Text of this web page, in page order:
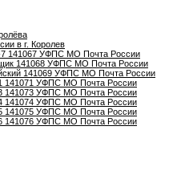
в г. Королев
141067 УФПС МО Почта России
141068 УФПС МО Почта России
141069 УФПС МО Почта России
141071 УФПС МО Почта России
141073 УФПС МО Почта России
141074 УФПС МО Почта России
141075 УФПС МО Почта России
141076 УФПС МО Почта России